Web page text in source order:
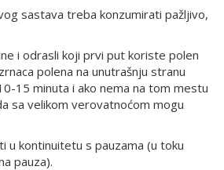
sastava treba konzumirati pažljivo,
i odrasli koji prvi put koriste polen
polena na unutrašnju stranu
15 minuta i ako nema na tom mestu
sa velikom verovatnoćom mogu
u kontinuitetu s pauzama (u toku
pauza).